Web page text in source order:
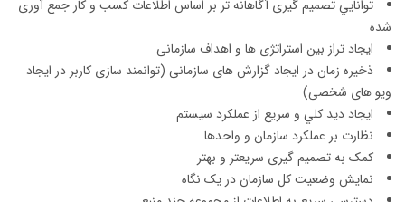
توانايي تصميم گيری آگاهانه تر بر اساس اطلاعات کسب و کار جمع آوری
شده
ايجاد تراز بين استراتژی ها و اهداف سازمانی
ذخيره زمان در ايجاد گزارش های سازمانی (توانمند سازی کاربر در ايجاد
ويو های شخصی)
ايجاد ديد كلي و سريع از عملكرد سيستم
نظارت بر عملكرد سازمان و واحدها
کمک به تصميم گيری سريعتر و بهتر
نمايش وضعيت کل سازمان در يک نگاه